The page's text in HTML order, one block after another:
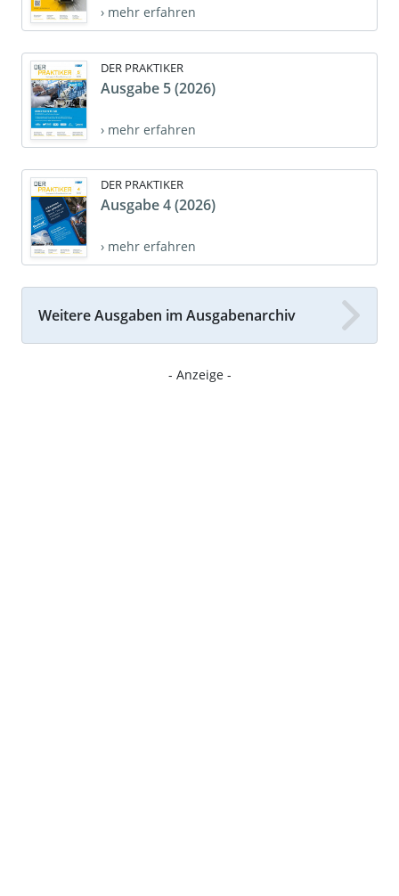
› mehr erfahren
DER PRAKTIKER
Ausgabe 5 (2026)
› mehr erfahren
DER PRAKTIKER
Ausgabe 4 (2026)
› mehr erfahren
Weitere Ausgaben im Ausgabenarchiv
- Anzeige -